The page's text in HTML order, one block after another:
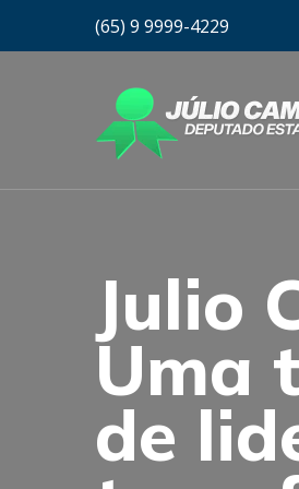
(65) 9 9999-4229
Julio
Uma
de